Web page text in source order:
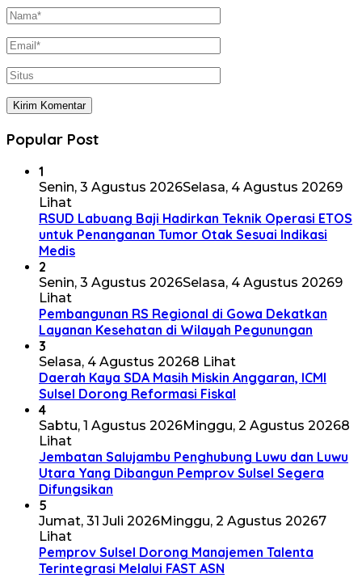
Popular Post
1
Senin, 3 Agustus 2026Selasa, 4 Agustus 20269
Lihat
RSUD Labuang Baji Hadirkan Teknik Operasi ETOS
untuk Penanganan Tumor Otak Sesuai Indikasi
Medis
2
Senin, 3 Agustus 2026Selasa, 4 Agustus 20269
Lihat
Pembangunan RS Regional di Gowa Dekatkan
Layanan Kesehatan di Wilayah Pegunungan
3
Selasa, 4 Agustus 20268 Lihat
Daerah Kaya SDA Masih Miskin Anggaran, ICMI
Sulsel Dorong Reformasi Fiskal
4
Sabtu, 1 Agustus 2026Minggu, 2 Agustus 20268
Lihat
Jembatan Salujambu Penghubung Luwu dan Luwu
Utara Yang Dibangun Pemprov Sulsel Segera
Difungsikan
5
Jumat, 31 Juli 2026Minggu, 2 Agustus 20267
Lihat
Pemprov Sulsel Dorong Manajemen Talenta
Terintegrasi Melalui FAST ASN